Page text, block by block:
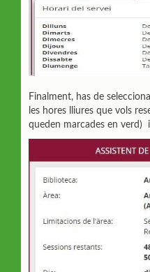
Finalment, has de
les hores lliures que vols
queden marcades en verd)